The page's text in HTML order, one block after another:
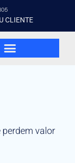
CLIENTE
perdem valor